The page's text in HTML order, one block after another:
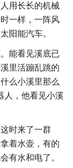
用长长的机械
一样，一阵风
阳能汽车。
能看见溪底已
里活蹦乱跳的
么小溪里那么
人，他看见小溪
时来了一群
着水壶，有的
有水和电了。